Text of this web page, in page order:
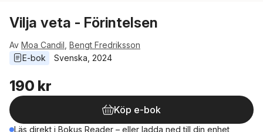
Vilja veta - Förintelsen
Av Moa Candil Bengt Fredriksson
E-bok
Svenska 2024
190 kr
Köp e-bok
Läs direkt i Bokus Reader – eller ladda ned till din enhet